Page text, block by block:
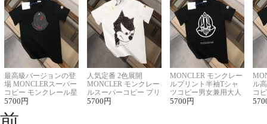
最高級バージョンの登
場 MONCLERスーパー
コピー モンクレール星
座半袖Tシャツ
5700 円
人気定番 2色展開
MONCLER モンクレー
ルスーパーコピー プリ
ント半袖Tシャツ
5700 円
MONCLER モンクレー
ルプリント半袖Tシャ
ツコピー男女兼用大人
可愛い春夏コーデ
5700 円
ル
コ
ィ